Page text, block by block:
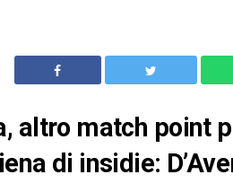
altro match point
di insidie: